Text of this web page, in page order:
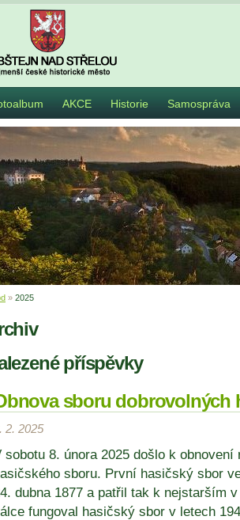
AKCE Historie Samospráva
» 2025
příspěvky
sboru dobrovolných
2. 2025
sobotu 8. února 2025 došlo k obnovení
sboru. První hasičský sbor
dubna 1877 a patřil tak k nejstarším
fungoval hasičský sbor v letech